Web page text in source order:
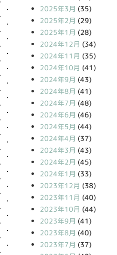
2025年3月 (35)
2025年2月 (29)
2025年1月 (28)
2024年12月 (34)
2024年11月 (35)
2024年10月 (41)
2024年9月 (43)
2024年8月 (41)
2024年7月 (48)
2024年6月 (46)
2024年5月 (44)
2024年4月 (37)
2024年3月 (43)
2024年2月 (45)
2024年1月 (33)
2023年12月 (38)
2023年11月 (40)
2023年10月 (44)
2023年9月 (41)
2023年8月 (40)
2023年7月 (37)